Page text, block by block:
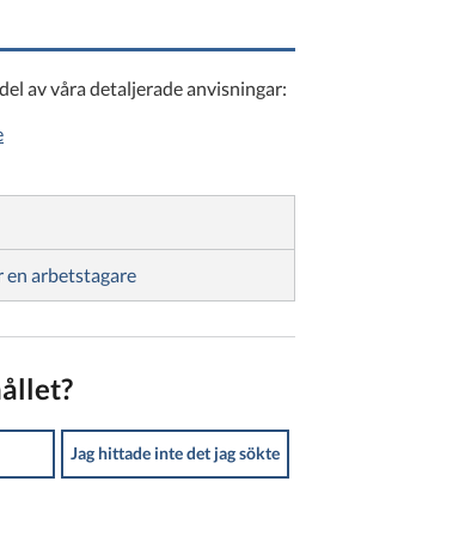
av våra detaljerade anvisningar:
en arbetstagare
Jag hittade inte det jag sökte